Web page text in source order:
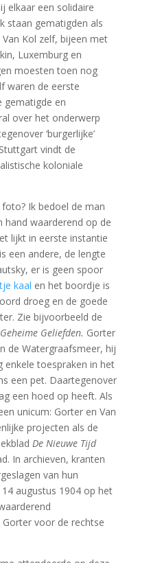
elkaar een solidaire
staan gematigden als
Kol zelf, bijeen met
Luxemburg en
moesten toen nog
waren de eerste
gematigde en
over het onderwerp
‘burgerlijke’
vindt de
koloniale
Ik bedoel de man
waarderend op de
lijkt in eerste instantie
een andere, de lengte
er is geen spoor
kaal en het boordje is
droeg en de goede
Zie bijvoorbeeld de
Geheime Geliefden. Gorter
de Watergraafsmeer, hij
enkele toespraken in het
een pet. Daartegenover
een hoed op heeft. Als
unicum: Gorter en Van
projecten als de
De Nieuwe Tijd
In archieven, kranten
van hun
augustus 1904 op het
voor de rechtse